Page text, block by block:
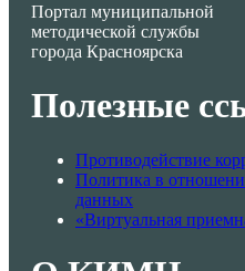
Портал муниципальной
методической службы
города Красноярска
Полезные
Противодействие
Политика в
данных
«Виртуальная